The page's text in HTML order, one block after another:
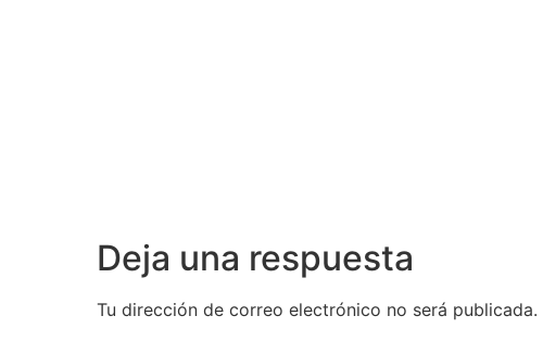
Deja una respuesta
Tu dirección de correo electrónico no será publicada.